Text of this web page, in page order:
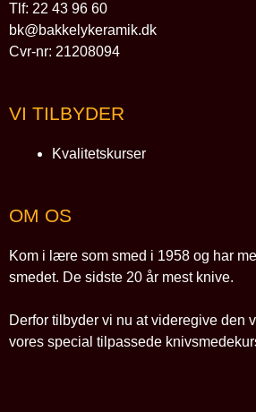
Tlf: 22 43 96 60
bk@bakkelykeramik.dk
Cvr-nr: 21208094
VI TILBYDER
Kvalitetskurser
OM OS
Kom i lære som smed i 1958 og har
smedet. De sidste 20 år mest knive.
Derfor tilbyder vi nu at videregive den
vores special tilpassede